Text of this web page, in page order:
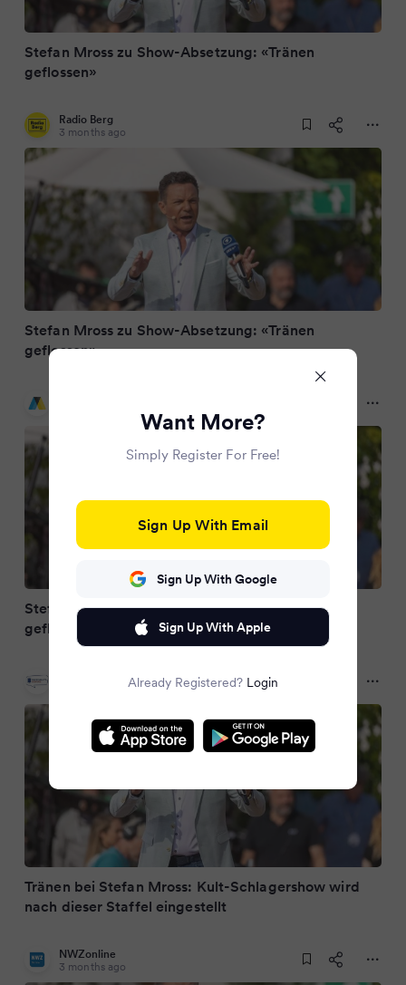
Stefan Mross zu Show-Absetzung: «Tränen
geflossen»
Radio Berg
3 months ago
Stefan Mross zu Show-Absetzung: «Tränen
geflossen»
Stefan Mross zu Show-Absetzung: „Tränen
geflossen“
Wochenblatt-Reporter.de
Tränen bei Stefan Mross: Kult-Schlagershow wird
nach dieser Staffel eingestellt
NWZonline
3 months ago
Want More?
Simply Register For Free!
Sign Up With Email
Sign Up With Google
Sign Up With Apple
Already Registered? Login